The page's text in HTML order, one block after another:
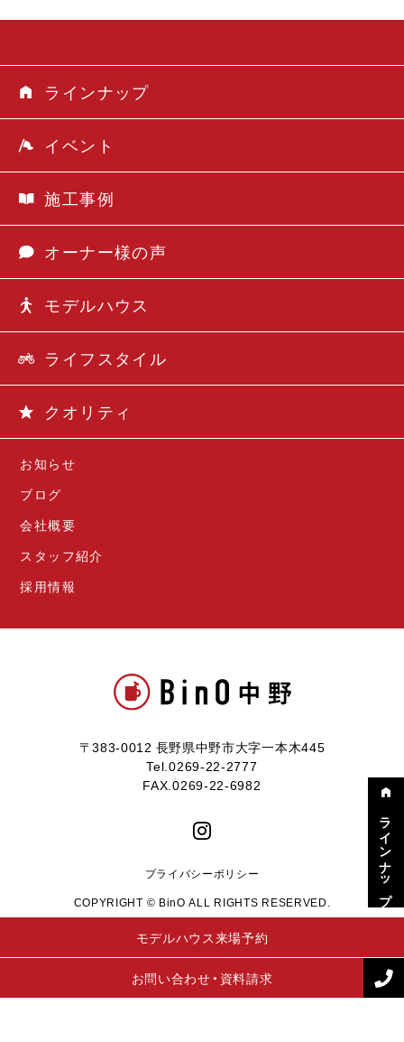
〒383-0012 長野県中野市大字一本木445
Tel.0269-22-2777
FAX.0269-22-6982
お知らせ
ブログ
会社概要
スタッフ紹介
採用情報
ラインナップ
イベント
施工事例
オーナー様の声
モデルハウス
ライフスタイル
クオリティ
プライバシーポリシー
COPYRIGHT © BinO ALL RIGHTS RESERVED.
モデルハウス来場予約
お問い合わせ・資料請求
ラインナップ